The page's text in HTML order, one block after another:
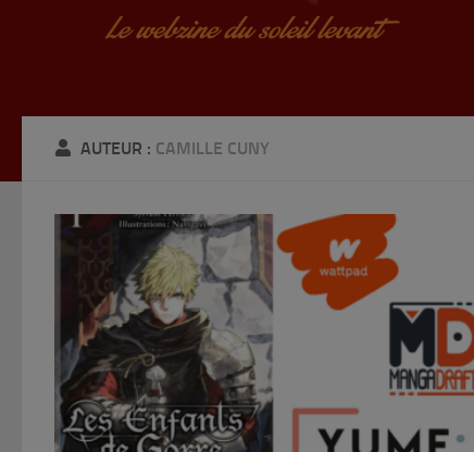
AUTEUR : CAMILLE CUNY